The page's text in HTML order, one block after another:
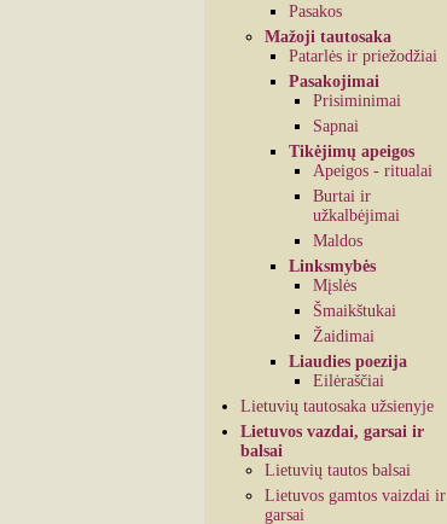
Pasakos
Mažoji tautosaka
Patarlės ir priežodžiai
Pasakojimai
Prisiminimai
Sapnai
Tikėjimų apeigos
Apeigos - ritualai
Burtai ir
užkalbėjimai
Maldos
Linksmybės
Mįslės
Šmaikštukai
Žaidimai
Liaudies poezija
Eilėraščiai
Lietuvių tautosaka užsienyje
Lietuvos vazdai, garsai ir
balsai
Lietuvių tautos balsai
Lietuvos gamtos vaizdai ir
garsai